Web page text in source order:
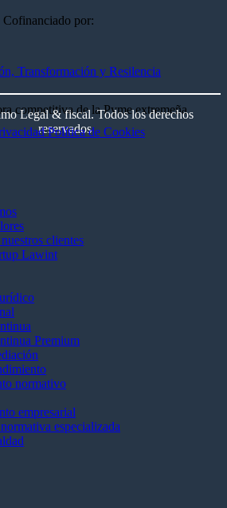
Cofinanciado por:
Legal & fiscal. Todos los derechos
reservados
Política de Cookies
clientes
Lawint
Premium
normativo
empresarial
especializada